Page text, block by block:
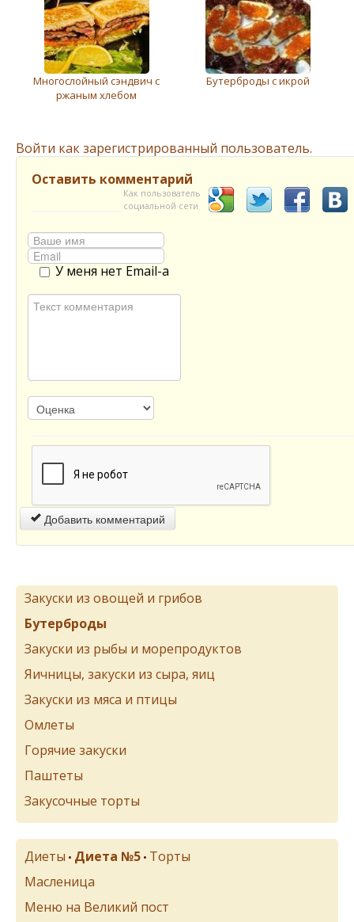
Многослойный сэндвич с
ржаным хлeбом
Бутерброды с икрой
Войти как зарегистрированный пользователь.
Оставить комментарий
Как пользователь
социальной сети
У меня нет Email-а
Добавить комментарий
Закуски из овощей и грибов
Бутерброды
Закуски из рыбы и морепродуктов
Яичницы, закуски из сыра, яиц
Закуски из мяса и птицы
Омлеты
Горячие закуски
Паштеты
Закусочные торты
Диеты • Диета №5 • Торты
Масленица
Меню на Великий пост